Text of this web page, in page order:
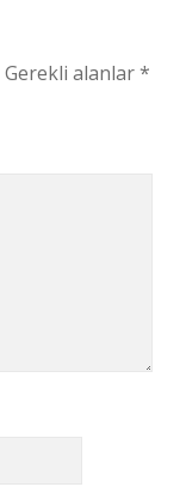
Gerekli alanlar*